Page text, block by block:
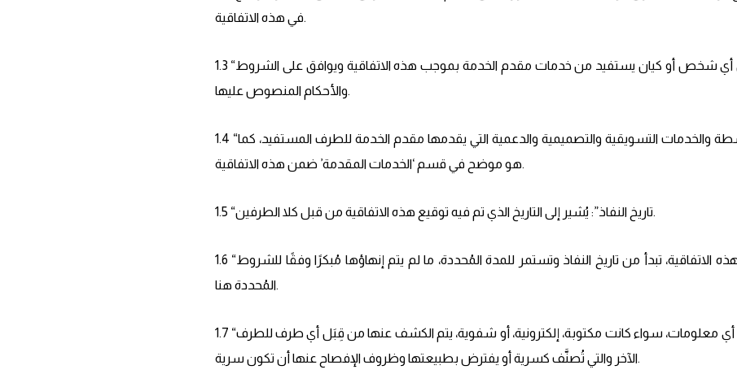
في هذه الاتفاقية.
1.3 “الطرف المستفيد”: يُشير إلى أي شخص أو كيان يستفيد من خدمات مقدم الخدمة بموجب هذه الاتفاقية ويوافق على الشروط
والأحكام المنصوص عليها.
1.4 “الخدمات”: تغطي كافة الأنشطة والخدمات التسويقية والتصميمية والدعمية التي يقدمها مقدم الخدمة للطرف المستفيد، كما
هو موضح في قسم ‘الخدمات المقدمة’ ضمن هذه الاتفاقية.
1.5 “تاريخ النفاذ”: يُشير إلى التاريخ الذي تم فيه توقيع هذه الاتفاقية من قبل كلا الطرفين.
1.6 “المدة”: تعني الفترة الزمنية لهذه الاتفاقية، تبدأ من تاريخ النفاذ وتستمر للمدة المُحددة، ما لم يتم إنهاؤها مُبكرًا وفقًا للشروط
المُحددة هنا.
1.7 “المعلومات السرية”: تتضمن أي معلومات، سواء كانت مكتوبة، إلكترونية، أو شفوية، يتم الكشف عنها من قِبَل أي طرف للطرف
الآخر والتي تُصنَّف كسرية أو يفترض بطبيعتها وظروف الإفصاح عنها أن تكون سرية.